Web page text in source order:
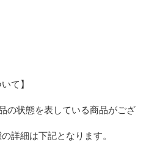
て】
の状態を表している商品がござ
詳細は下記となります。